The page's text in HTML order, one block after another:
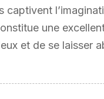
captivent
une
et de se laisser